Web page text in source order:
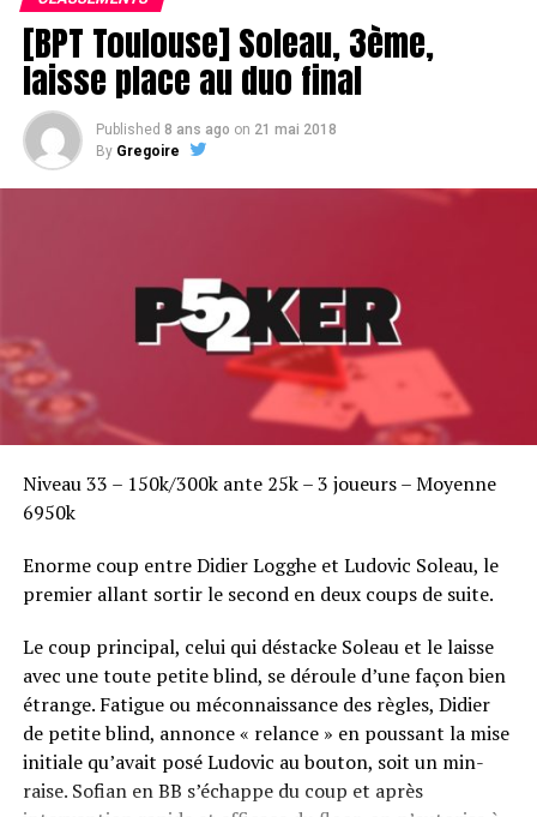
[BPT Toulouse] Soleau, 3ème,
laisse place au duo final
Published 8 ans ago on 21 mai 2018
By Gregoire
Niveau 33 – 150k/300k ante 25k – 3 joueurs – Moyenne
6950k
Enorme coup entre Didier Logghe et Ludovic Soleau, le
premier allant sortir le second en deux coups de suite.
Le coup principal, celui qui déstacke Soleau et le laisse
avec une toute petite blind, se déroule d’une façon bien
étrange. Fatigue ou méconnaissance des règles, Didier
de petite blind, annonce « relance » en poussant la mise
initiale qu’avait posé Ludovic au bouton, soit un min-
raise. Sofian en BB s’échappe du coup et après